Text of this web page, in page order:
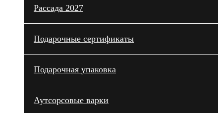
Рассада 2027
Подарочные сертификаты
Подарочная упаковка
Аутсорсовые варки